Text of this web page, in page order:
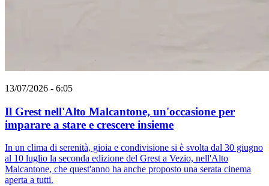
13/07/2026 - 6:05
Il Grest nell'Alto Malcantone, un'occasione per
imparare a stare e crescere insieme
In un clima di serenità, gioia e condivisione si è svolta dal 30 giugno
al 10 luglio la seconda edizione del Grest a Vezio, nell'Alto
Malcantone, che quest'anno ha anche proposto una serata cinema
aperta a tutti.